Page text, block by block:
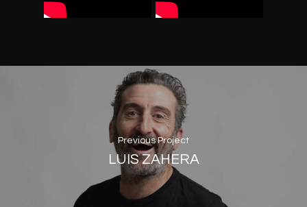
Previous Project
LUIS ZAHERA